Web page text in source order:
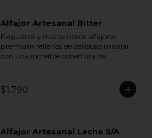
Alfajor Artesanal Bitter
Exquisitos y maravillosos alfajores
premium rellenos de delicioso manjar
con una increíble cobertura de
$1.790
Alfajor Artesanal Leche S/A